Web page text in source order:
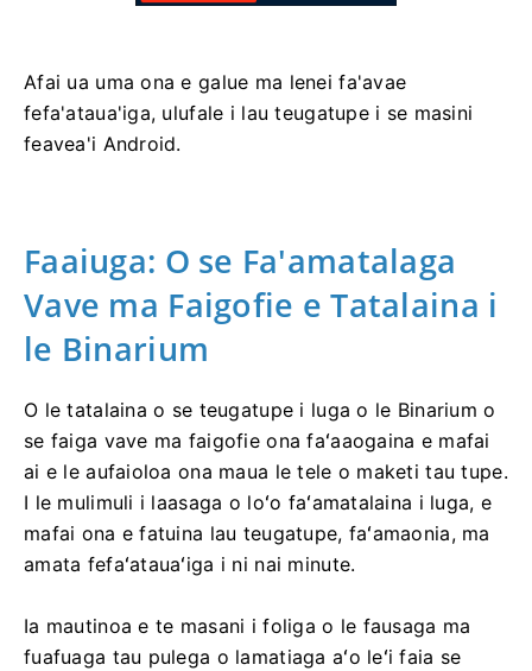
Afai ua uma ona e galue ma lenei fa'avae
fefa'ataua'iga, ulufale i lau teugatupe i se masini
feavea'i Android.
Faaiuga: O se Fa'amatalaga
Vave ma Faigofie e Tatalaina i
le Binarium
O le tatalaina o se teugatupe i luga o le Binarium o
se faiga vave ma faigofie ona faʻaaogaina e mafai
ai e le aufaioloa ona maua le tele o maketi tau tupe.
I le mulimuli i laasaga o loʻo faʻamatalaina i luga, e
mafai ona e fatuina lau teugatupe, faʻamaonia, ma
amata fefaʻatauaʻiga i ni nai minute.
Ia mautinoa e te masani i foliga o le fausaga ma
fuafuaga tau pulega o lamatiaga aʻo leʻi faia se